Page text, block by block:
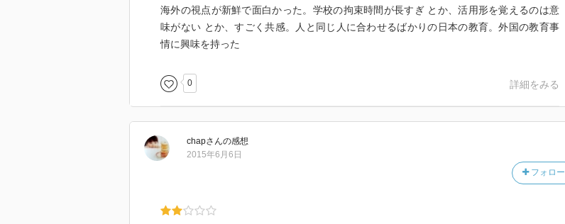
海外の視点が新鮮で面白かった。学校の拘束時間が長すぎ とか、活用形を覚えるのは意
味がない とか、すごく共感。人と同じ人に合わせるばかりの日本の教育。外国の教育事
情に興味を持った
0 詳細をみる
chapさんの感想
フォロー
2015年6月6日